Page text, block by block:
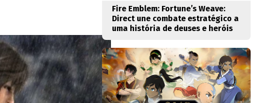
Fire Emblem: Fortune’s Weave:
Direct une combate estratégico a
uma história de deuses e heróis